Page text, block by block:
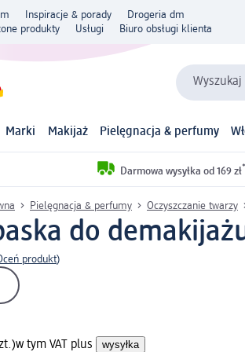
Inspiracje & porady
Drogeria dm
produkty
Usługi Biuro obsługi klienta
Marki Makijaż Pielęgnacja & perfumy
Darmowa wysyłka od 169 zł*
Pielęgnacja & perfumy Oczyszczanie twarzy
do
produkt)
w tym VAT plus wysyłka